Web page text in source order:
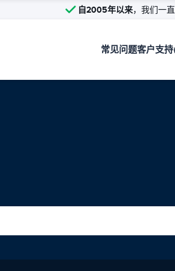
自2005年以来，我们一
常见问题客户支持